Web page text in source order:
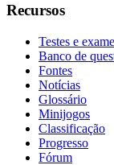
Recursos
Testes e
Banco de
Fontes
Notícias
Glossário
Minijogos
Classificação
Progresso
Fórum